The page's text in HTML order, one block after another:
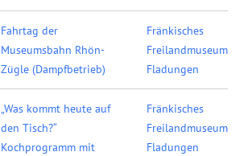
Fahrtag der
Museumsbahn Rhön-
Zügle (Dampfbetrieb)
Fränkisches
Freilandmuseum
Fladungen
„Was kommt heute auf
den Tisch?“
Kochprogramm mit
Fränkisches
Freilandmuseum
Fladungen